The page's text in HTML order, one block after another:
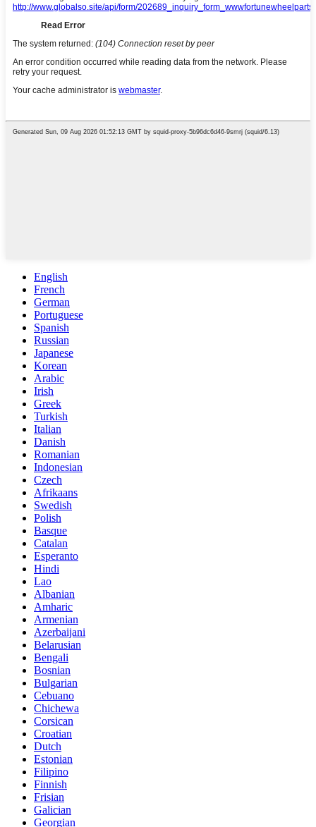
English
French
German
Portuguese
Spanish
Russian
Japanese
Korean
Arabic
Irish
Greek
Turkish
Italian
Danish
Romanian
Indonesian
Czech
Afrikaans
Swedish
Polish
Basque
Catalan
Esperanto
Hindi
Lao
Albanian
Amharic
Armenian
Azerbaijani
Belarusian
Bengali
Bosnian
Bulgarian
Cebuano
Chichewa
Corsican
Croatian
Dutch
Estonian
Filipino
Finnish
Frisian
Galician
Georgian